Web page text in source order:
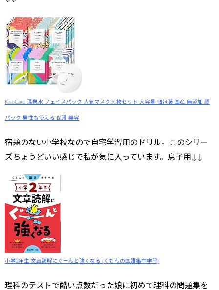
KisoCare 温泉水 フェイスパック 人気マスク30枚セット 大容量 個包装 国産 無添加 顔
パック 男性も使える 保湿 美容
宿題のない小学校なので自宅学習用のドリル。このシリー
ズちょうどいい感じで私が気に入っています。息子用↓↓
小学2年生 文章読解にぐーんと強くなる (くもんの国語集中学習)
理科のテストで酷い点数だった娘に初めて理科の問題集を